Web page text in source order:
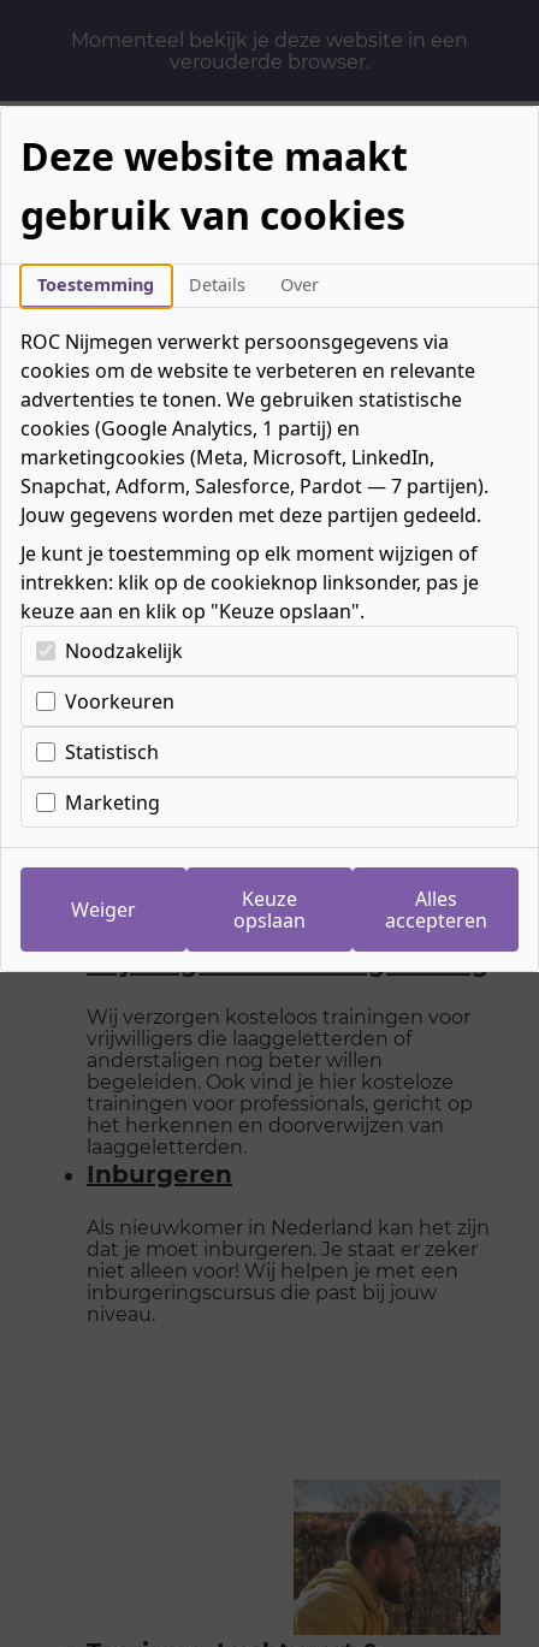
Momenteel bekijk je deze website in een
verouderde browser.
Mbo-opleidingen
Werken & Leren
Mavo / havo / vwo
Contact
Over ons
Bedrijven
Favorieten0favorieten
Mijn ROC
Zoeken
Home»Werken & Leren
Werken en leren voor particulieren
Werken en leren voor
particulieren
Vrijwilligerswerk & Begeleiding
Wij verzorgen kosteloos trainingen voor
vrijwilligers die laaggeletterden of
anderstaligen nog beter willen
begeleiden. Ook vind je hier kosteloze
trainingen voor professionals, gericht op
het herkennen en doorverwijzen van
laaggeletterden.
Inburgeren
Als nieuwkomer in Nederland kan het zijn
dat je moet inburgeren. Je staat er zeker
niet alleen voor! Wij helpen je met een
inburgeringscursus die past bij jouw
niveau.
Deze website maakt
gebruik van cookies
Toestemming Details Over
ROC Nijmegen verwerkt persoonsgegevens via
cookies om de website te verbeteren en relevante
advertenties te tonen. We gebruiken statistische
cookies (Google Analytics, 1 partij) en
marketingcookies (Meta, Microsoft, LinkedIn,
Snapchat, Adform, Salesforce, Pardot — 7 partijen).
Jouw gegevens worden met deze partijen gedeeld.
Je kunt je toestemming op elk moment wijzigen of
intrekken: klik op de cookieknop linksonder, pas je
keuze aan en klik op "Keuze opslaan".
Kies uw cookie-voorkeuren
Noodzakelijk
Voorkeuren
Statistisch
Marketing
Weiger
Keuze
opslaan
Alles
accepteren